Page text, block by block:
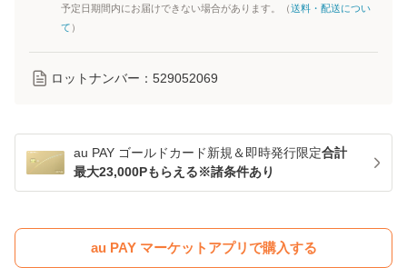
予定日期間内にお届けできない場合があります。（送料・配送につい
て ）
ロットナンバー： 529052069
au PAY ゴールドカード新規＆即時発行限定合計
最大23,000Pもらえる※諸条件あり
au PAY マーケットアプリで購入する